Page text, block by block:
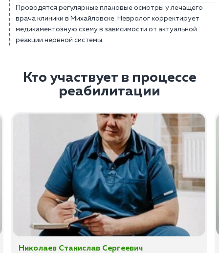
Проводятся регулярные плановые осмотры у лечащего
врача клиники в Михайловске. Невролог корректирует
медикаментозную схему в зависимости от актуальной
реакции нервной системы.
Кто участвует в процессе
реабилитации
Николаев Станислав Сергеевич